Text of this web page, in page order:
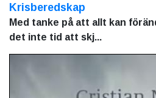
Krisberedskap
Med tanke på att allt kan
det inte tid att skj...